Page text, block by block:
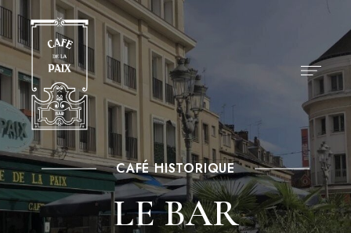
CAFÉ HISTORIQUE
LE BAR